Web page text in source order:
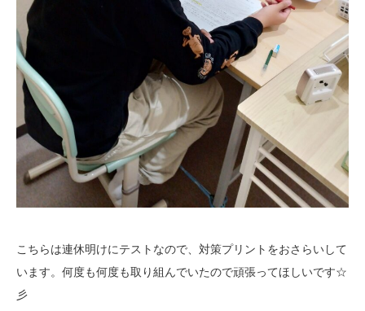
こちらは連休明けにテストなので、対策プリントをおさらいして
います。何度も何度も取り組んでいたので頑張ってほしいです☆
彡